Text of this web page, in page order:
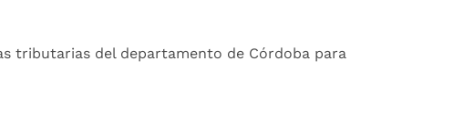
tributarias del departamento de Córdoba para